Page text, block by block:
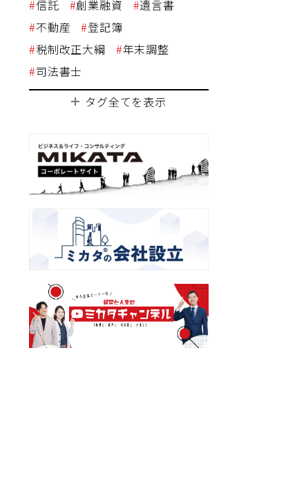
信託
創業融資
遺言書
不動産
登記簿
税制改正大綱
年末調整
司法書士
タグ全てを表示